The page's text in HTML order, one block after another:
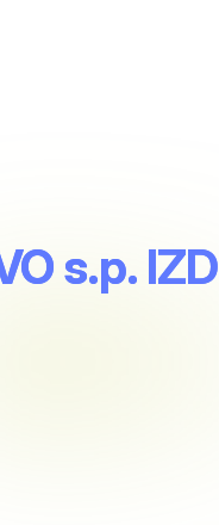
s.p.